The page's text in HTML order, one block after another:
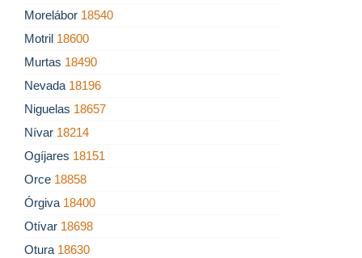
Morelábor 18540
Motril 18600
Murtas 18490
Nevada 18196
Niguelas 18657
Nívar 18214
Ogíjares 18151
Orce 18858
Órgiva 18400
Otívar 18698
Otura 18630